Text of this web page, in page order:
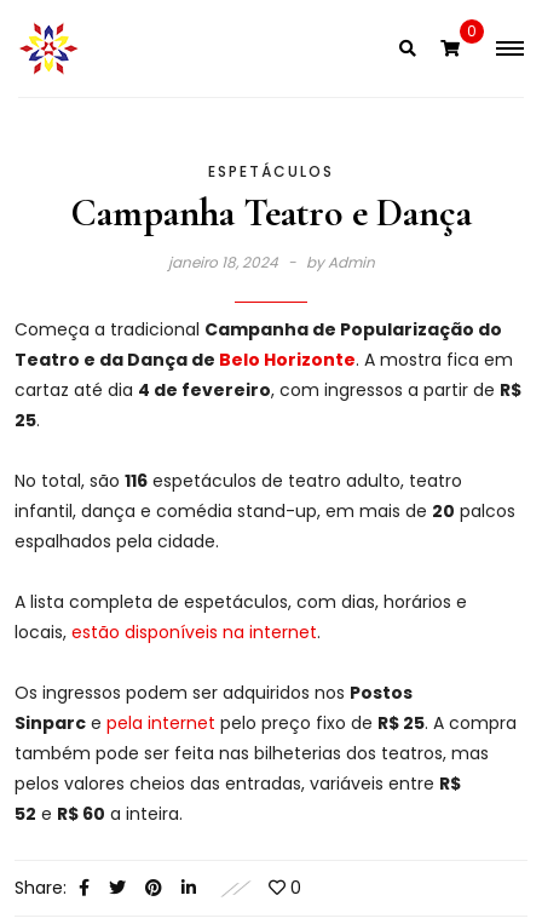
content
0
ESPETÁCULOS
Campanha Teatro e Dança
janeiro 18, 2024 byAdmin
Começa a tradicional Campanha de Popularização do
Teatro e da Dança de Belo Horizonte. A mostra fica em
cartaz até dia 4 de fevereiro, com ingressos a partir de R$
25.
No total, são 116 espetáculos de teatro adulto, teatro
infantil, dança e comédia stand-up, em mais de 20 palcos
espalhados pela cidade.
A lista completa de espetáculos, com dias, horários e
locais, estão disponíveis na internet.
Os ingressos podem ser adquiridos nos Postos
Sinparc e pela internet pelo preço fixo de R$ 25. A compra
também pode ser feita nas bilheterias dos teatros, mas
pelos valores cheios das entradas, variáveis entre R$
52 e R$ 60 a inteira.
Share: 0